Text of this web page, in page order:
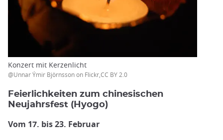
Konzert mit Kerzenlicht
@Unnar Ýmir Björnsson on Flickr,CC BY 2.0
Feierlichkeiten zum chinesischen
Neujahrsfest (Hyogo)
Vom 17. bis 23. Februar